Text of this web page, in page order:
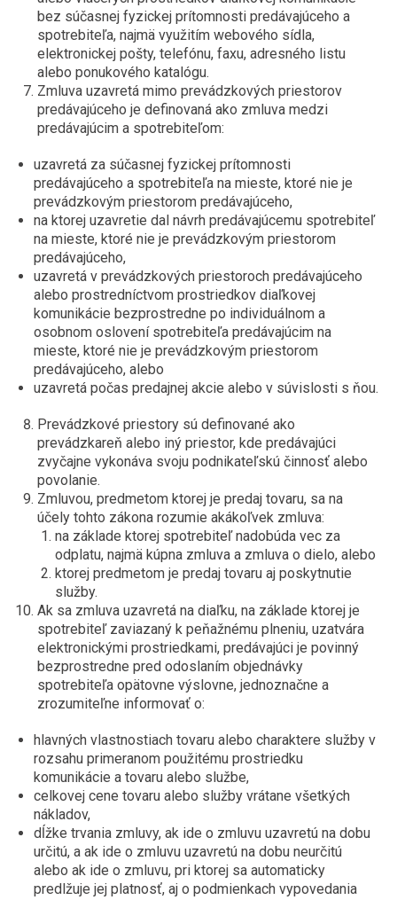
bez súčasnej fyzickej prítomnosti predávajúceho a
spotrebiteľa, najmä využitím webového sídla,
elektronickej pošty, telefónu, faxu, adresného listu
alebo ponukového katalógu.
Zmluva uzavretá mimo prevádzkových priestorov
predávajúceho je definovaná ako zmluva medzi
predávajúcim a spotrebiteľom:
uzavretá za súčasnej fyzickej prítomnosti
predávajúceho a spotrebiteľa na mieste, ktoré nie je
prevádzkovým priestorom predávajúceho,
na ktorej uzavretie dal návrh predávajúcemu spotrebiteľ
na mieste, ktoré nie je prevádzkovým priestorom
predávajúceho,
uzavretá v prevádzkových priestoroch predávajúceho
alebo prostredníctvom prostriedkov diaľkovej
komunikácie bezprostredne po individuálnom a
osobnom oslovení spotrebiteľa predávajúcim na
mieste, ktoré nie je prevádzkovým priestorom
predávajúceho, alebo
uzavretá počas predajnej akcie alebo v súvislosti s ňou.
Prevádzkové priestory sú definované ako
prevádzkareň alebo iný priestor, kde predávajúci
zvyčajne vykonáva svoju podnikateľskú činnosť alebo
povolanie.
Zmluvou, predmetom ktorej je predaj tovaru, sa na
účely tohto zákona rozumie akákoľvek zmluva:
na základe ktorej spotrebiteľ nadobúda vec za
odplatu, najmä kúpna zmluva a zmluva o dielo, alebo
ktorej predmetom je predaj tovaru aj poskytnutie
služby.
Ak sa zmluva uzavretá na diaľku, na základe ktorej je
spotrebiteľ zaviazaný k peňažnému plneniu, uzatvára
elektronickými prostriedkami, predávajúci je povinný
bezprostredne pred odoslaním objednávky
spotrebiteľa opätovne výslovne, jednoznačne a
zrozumiteľne informovať o:
hlavných vlastnostiach tovaru alebo charaktere služby v
rozsahu primeranom použitému prostriedku
komunikácie a tovaru alebo službe,
celkovej cene tovaru alebo služby vrátane všetkých
nákladov,
dĺžke trvania zmluvy, ak ide o zmluvu uzavretú na dobu
určitú, a ak ide o zmluvu uzavretú na dobu neurčitú
alebo ak ide o zmluvu, pri ktorej sa automaticky
predlžuje jej platnosť, aj o podmienkach vypovedania